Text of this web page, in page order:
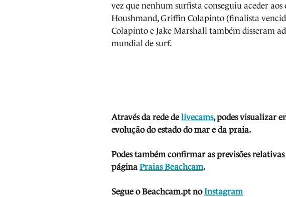
vez que nenhum surfista conseguiu aceder
Houshmand, Griffin Colapinto (finalista
Colapinto e Jake Marshall também disseram
mundial de surf.
Através da rede delivecams, podes visualizar
evolução do estado do mar e da praia.
Podes também confirmar as previsões
páginaPraias Beachcam.
Segue o Beachcam.pt no Instagram